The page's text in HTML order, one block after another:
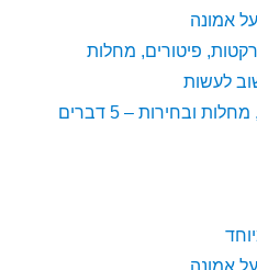
על אמונה
רקטות, פיטורים, מחלות
רקטות, פיטורים, מחלות ובחירות – 5 דברים
על אמונה